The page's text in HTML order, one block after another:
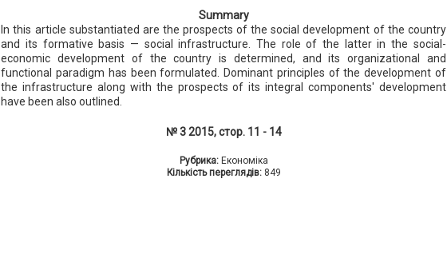
Summary
In this article substantiated are the prospects of the social development of the country
and its formative basis — social infrastructure. The role of the latter in the social-
economic development of the country is determined, and its organizational and
functional paradigm has been formulated. Dominant principles of the development of
the infrastructure along with the prospects of its integral components' development
have been also outlined.
№ 3 2015, стор. 11 - 14
Рубрика: Економіка
Кількість переглядів: 849